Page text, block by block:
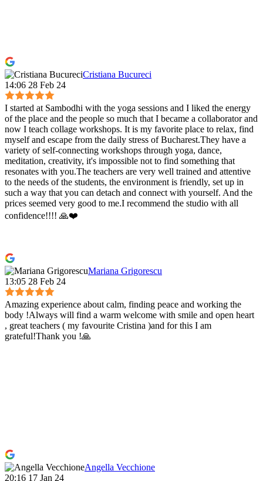
Cristiana Bucureci
14:06 28 Feb 24
I started at Sambodhi with the yoga sessions and I liked the energy
of the place and the people so much that I became a collaborator and
now I teach collage workshops. It is my favorite place to relax, find
myself and escape from the daily stress of Bucharest.They have a
variety of self-connecting workshops through yoga, dance,
meditation, creativity, it's impossible not to find something that
resonates with you.The teachers are very well trained and attentive
to the needs of the students, the environment is friendly, set up in
such a way that you can detach and connect with yourself. And the
prices seemed very good to me.I recommend the studio with all
confidence!!!! 🙏❤️
Mariana Grigorescu
13:05 28 Feb 24
Amazing experience about calm, finding peace and working the
body !Always will find a warm welcome with smile and open heart
, great teachers ( my favourite Cristina )and for this I am
grateful!Thank you !🙏
Angella Vecchione
20:16 17 Jan 24